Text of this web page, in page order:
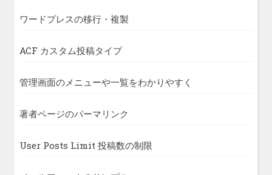
ワードプレスの移行・複製
ACF カスタム投稿タイプ
管理画面のメニューや一覧をわかりやすく
著者ページのパーマリンク
User Posts Limit 投稿数の制限